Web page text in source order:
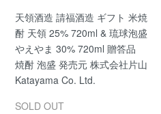
天領酒造 請福酒造 ギフト 米焼
酎 天領 25% 720ml & 琉球泡盛
やえやま 30% 720ml 贈答品
焼酎 泡盛 発売元 株式会社片山
Katayama Co. Ltd.
SOLD OUT